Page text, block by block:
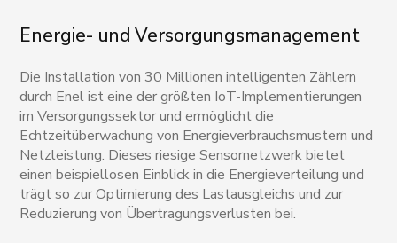
Energie- und Versorgungsmanagement
Die Installation von 30 Millionen intelligenten Zählern
durch Enel ist eine der größten IoT-Implementierungen
im Versorgungssektor und ermöglicht die
Echtzeitüberwachung von Energieverbrauchsmustern und
Netzleistung. Dieses riesige Sensornetzwerk bietet
einen beispiellosen Einblick in die Energieverteilung und
trägt so zur Optimierung des Lastausgleichs und zur
Reduzierung von Übertragungsverlusten bei.